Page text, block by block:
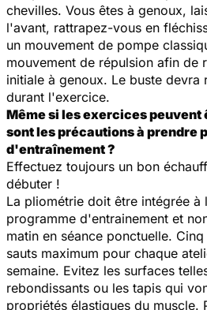
chevilles. Vous êtes à genoux,
l'avant, rattrapez-vous en
un mouvement de pompe
mouvement de répulsion afin de
initiale à genoux. Le buste devra
durant l'exercice.
Même si les exercices peuvent
sont les précautions à prendre
d'entraînement ?
Effectuez toujours un bon
débuter !
La pliométrie doit être intégrée à
programme d'entrainement et
matin en séance ponctuelle.
sauts maximum pour chaque
semaine. Evitez les surfaces
rebondissants ou les tapis qui
propriétés élastiques du muscle.